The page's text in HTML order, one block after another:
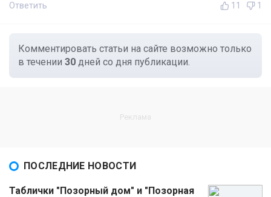
Ответить 11 1
Комментировать статьи на сайте возможно только
в течении 30 дней со дня публикации.
ПОСЛЕДНИЕ НОВОСТИ
Таблички "Позорный дом" и "Позорная